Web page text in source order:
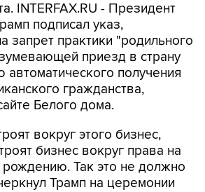
INTERFAX.RU - Президент
подписал указ,
запрет практики "родильного
приезд в страну
получения
гражданства,
Белого дома.
вокруг этого бизнес,
бизнес вокруг права на
рождению. Так это не должно
Трамп на церемонии